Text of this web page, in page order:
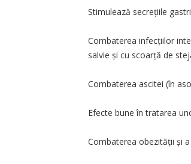
Stimulează secrețiile
Combaterea infecțiilor
salvie și cu scoarță de
Combaterea ascitei (în
Efecte bune în tratarea
Combaterea obezității și a